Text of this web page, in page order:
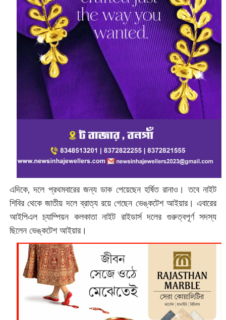
এদিকে, দলে প্রথমবারের জন্য ডাক পেয়েছেন হর্ষিত রানাও। তবে নাইট
শিবির থেকে জাতীয় দলে ব্রাত্য রয়ে গেছেন ভেঙ্কটেশ আইয়ার। এবারের
আইপিএল চ্যাম্পিয়ন কলকাতা নাইট রাইডার্স দলের গুরুত্বপূর্ণ সদস্য
ছিলেন ভেঙ্কটেশ আইয়ার।